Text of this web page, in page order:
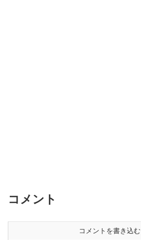
コメント
コメントを書き込む